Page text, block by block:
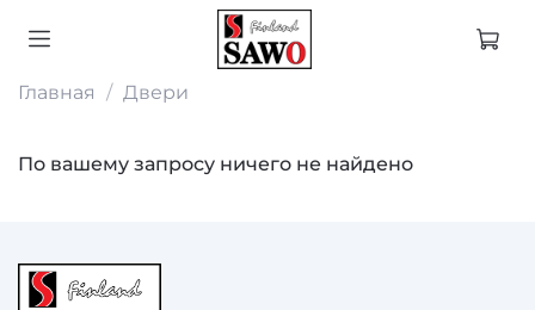
Главная Двери
По вашему запросу ничего не найдено